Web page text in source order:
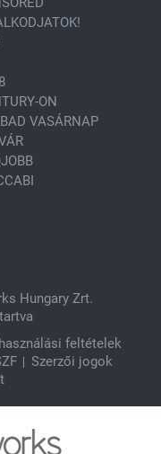
ON
VASÁRNAP
Hungary Zrt.
feltételek
Szerzői jogok